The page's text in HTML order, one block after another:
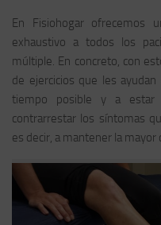
En Fisiohogarofrecemos
exhaustivo a todos los
múltiple. En concreto, con
de ejercicios que les
tiempo posible y a
contrarrestar los síntomas
es decir, a mantener la mayor